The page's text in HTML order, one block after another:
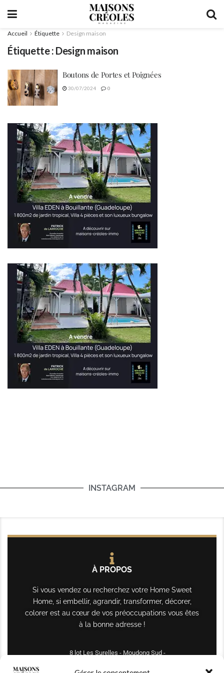
Accueil Étiquette Design maison
Étiquette : Design maison
Boutons de Portes et Poignées
30/07/2024 0
INSTAGRAM
À PROPOS
Si vous vendez ou recherchez votre Home Sweet
Home, si embellir, agrandir, transformer, décorer,
colorer est au cœur de vos préoccupations vous êtes
à la bonne adresse !
8 lot Les Surelles - Moudong Sud -